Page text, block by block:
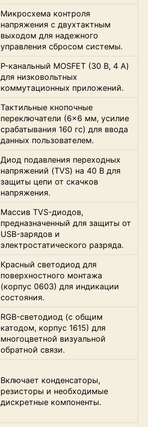
Микросхема контроля
напряжения с двухтактным
выходом для надежного
управления сбросом системы.
P-канальный MOSFET (30 В, 4 А)
для низковольтных
коммутационных приложений.
Тактильные кнопочные
переключатели (6×6 мм, усилие
срабатывания 160 гс) для ввода
данных пользователем.
Диод подавления переходных
напряжений (TVS) на 40 В для
защиты цепи от скачков
напряжения.
Массив TVS-диодов,
предназначенный для защиты от
USB-зарядов и
электростатического разряда.
Красный светодиод для
поверхностного монтажа
(корпус 0603) для индикации
состояния.
RGB-светодиод (с общим
катодом, корпус 1615) для
многоцветной визуальной
обратной связи.
Включает конденсаторы,
резисторы и необходимые
дискретные компоненты.